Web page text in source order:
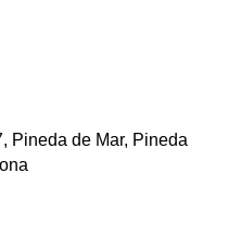
Pineda de Mar, Pineda